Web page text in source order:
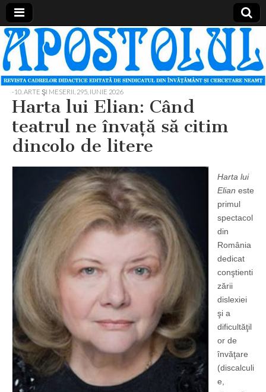
Apostolul
Revista
cadrelor
didactice
din
judetul
Neamt
-10. ARTE ŞI MESERII 295, IUNIE 2026
Harta lui Elian: Când
teatrul ne învaţă să citim
dincolo de litere
Harta lui
Elian este
primul
spectacol
din
România
dedicat
conştienti
zării
dislexiei
şi a
dificultăţil
or de
învăţare
(discalculi
e,